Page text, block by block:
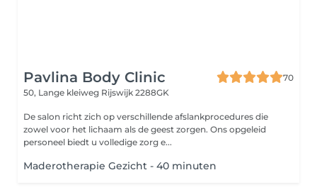
Pavlina Body Clinic
70
50, Lange kleiweg Rijswijk 2288GK
De salon richt zich op verschillende afslankprocedures die
zowel voor het lichaam als de geest zorgen. Ons opgeleid
personeel biedt u volledige zorg e...
Maderotherapie Gezicht - 40 minuten